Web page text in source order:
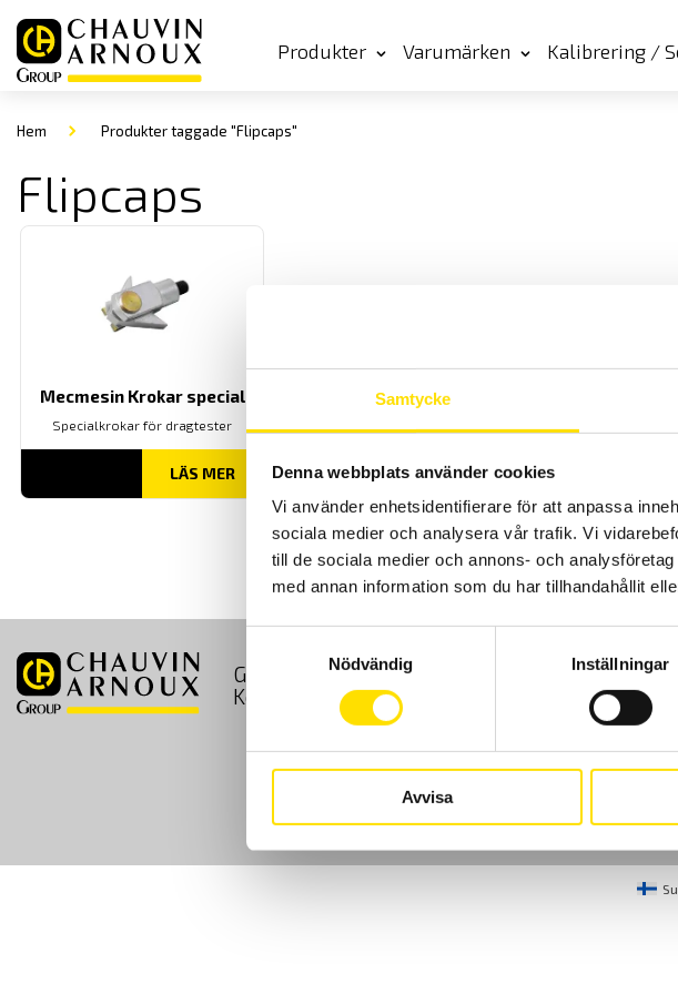
Samtycke
Denna webbplats använder cookies
Vi använder enhetsidentifierare för att anpassa
sociala medier och analysera vår trafik. Vi
till de sociala medier och annons- och
med annan information som du har tillhandahållit
Nödvändig
Inställningar
Avvisa
Produkter Varumärken Kalibrering /
Hem Produkter taggade "Flipcaps"
Flipcaps
Mecmesin Krokar special
Specialkrokar för dragtester
LÄS MER
GDPR Köpvillkor Cookies
Kontakt
Sjöflygvägen 35